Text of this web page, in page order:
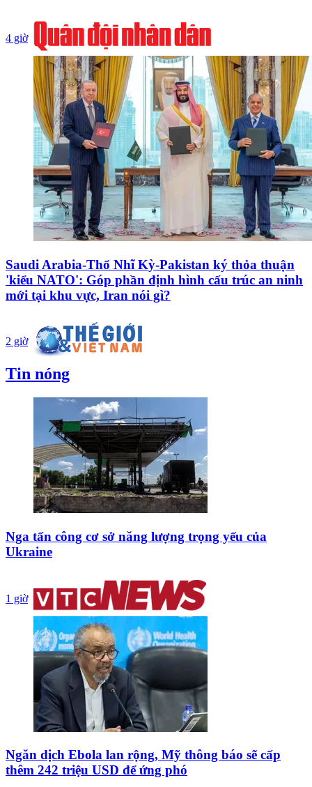
4 giờ
Saudi Arabia-Thổ Nhĩ Kỳ-Pakistan ký thỏa thuận
'kiểu NATO': Góp phần định hình cấu trúc an ninh
mới tại khu vực, Iran nói gì?
2 giờ
Tin nóng
Nga tấn công cơ sở năng lượng trọng yếu của
Ukraine
1 giờ
Ngăn dịch Ebola lan rộng, Mỹ thông báo sẽ cấp
thêm 242 triệu USD để ứng phó